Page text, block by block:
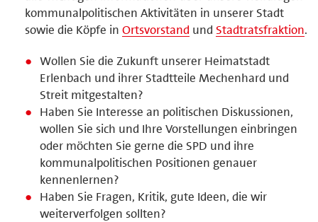
kommunalpolitischen Aktivitäten in unserer Stadt
sowie die Köpfe in Ortsvorstand und Stadtratsfraktion.
Wollen Sie die Zukunft unserer Heimatstadt
Erlenbach und ihrer Stadtteile Mechenhard und
Streit mitgestalten?
Haben Sie Interesse an politischen Diskussionen,
wollen Sie sich und Ihre Vorstellungen einbringen
oder möchten Sie gerne die SPD und ihre
kommunalpolitischen Positionen genauer
kennenlernen?
Haben Sie Fragen, Kritik, gute Ideen, die wir
weiterverfolgen sollten?